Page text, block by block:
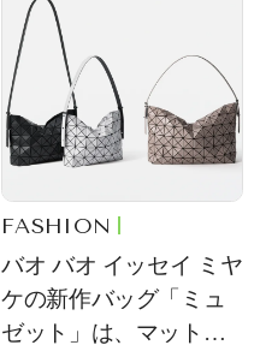
FASHION
バオ バオ イッセイ ミヤ
ケの新作バッグ「ミュ
ゼット」は、マットな